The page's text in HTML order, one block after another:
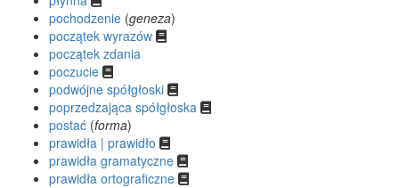
pochodzenie (geneza)
początek wyrazów
początek zdania
poczucie
podwójne spółgłoski
poprzedzająca spółgłoska
postać (forma)
prawidła | prawidło
prawidła gramatyczne
prawidła ortograficzne